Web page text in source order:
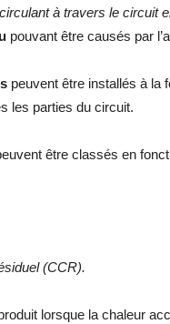
à travers le circuit
pouvant être causés par
peuvent être installés à la
les parties du circuit.
être classés en
(CCR).
lorsque la chaleur